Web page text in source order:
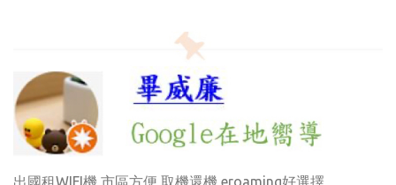
出國租WIFI機 市區方便 取機還機 eroaming好選擇